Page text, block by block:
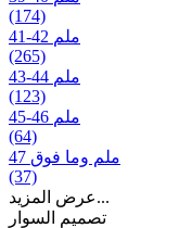
(174)
41-42 ملم
(265)
43-44 ملم
(123)
45-46 ملم
(64)
47 ملم وما فوق
(37)
عرض المزيد...
تصمیم السوار